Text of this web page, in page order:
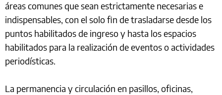
áreas comunes que sean estrictamente necesarias e
indispensables, con el solo fin de trasladarse desde los
puntos habilitados de ingreso y hasta los espacios
habilitados para la realización de eventos o actividades
periodísticas.
La permanencia y circulación en pasillos, oficinas,